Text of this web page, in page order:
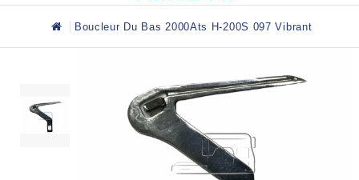
Boucleur Du Bas 2000Ats H-200S 097 Vibrant